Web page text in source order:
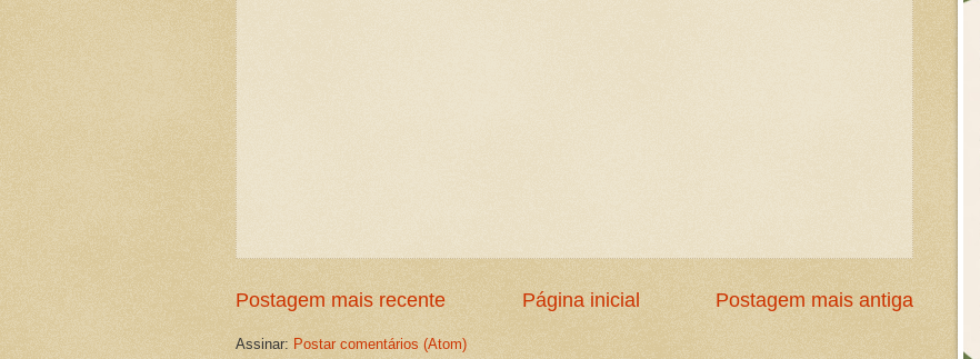
Postagem mais recente Postagem mais antiga
Página inicial
Assinar: Postar comentários (Atom)